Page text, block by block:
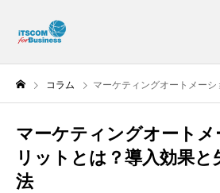
コラム マーケティングオートメーションのメリッ
マーケティングオート
リットとは？導入効果
法